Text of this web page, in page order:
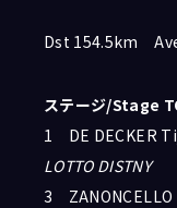
Dst 154.5km
ステージ/Stage
1 DE DECKER
LOTTO DISTNY
3